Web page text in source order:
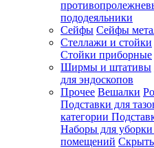
пододеяльники
Сейфы Сейфы
Стеллажи и стойки
Стойки приборные
Ширмы и штативы
для эндоскопов
Прочее Вешалки
Подставки для
категории
Наборы для уборки
помещений Скрыть